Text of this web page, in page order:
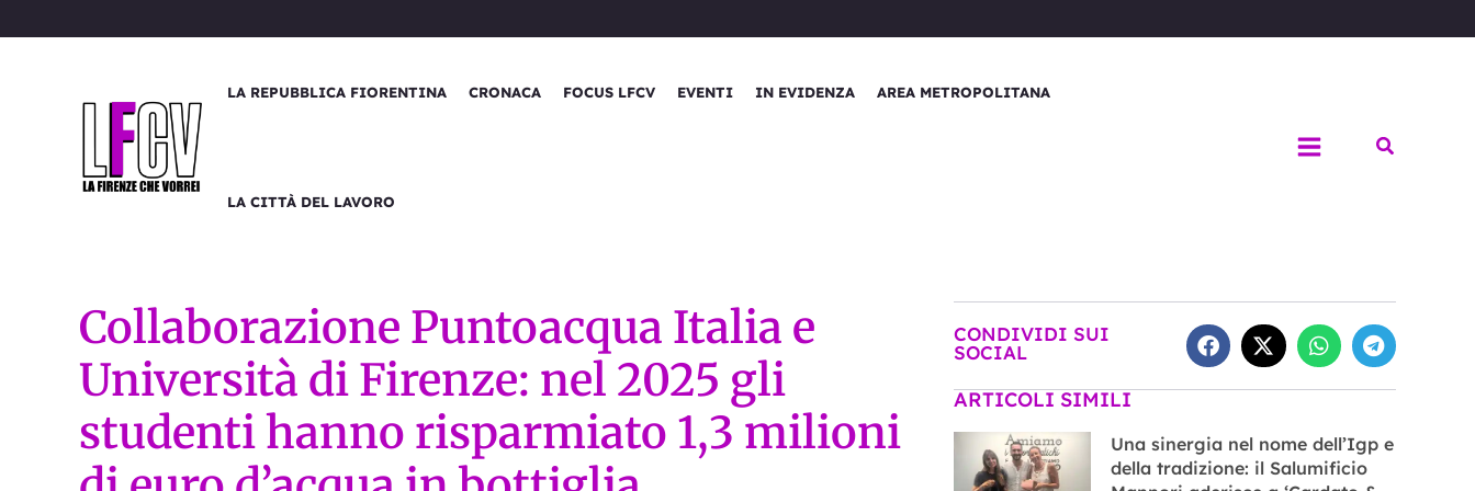
al
LA REPUBBLICA FIORENTINA CRONACA FOCUS LFCV EVENTI IN EVIDENZA AREA METROPOLITANA
LA CITTÀ DEL LAVORO
Cerca
Collaborazione Puntoacqua Italia e
Università di Firenze: nel 2025 gli
studenti hanno risparmiato 1,3 milioni
CONDIVIDI SUI
SOCIAL
ARTICOLI SIMILI
Una sinergia nel nome dell’Igp e
della tradizione: il Salumificio